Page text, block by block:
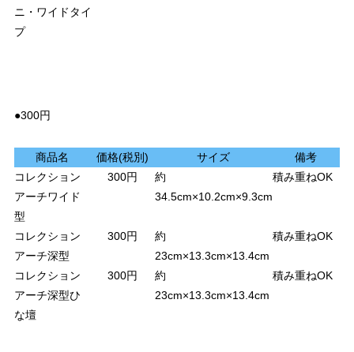
ニ・ワイドタイ
プ
●300円
商品名 価格(税別) サイズ
備考
コレクション
アーチワイド
型
300円
約
34.5cm×10.2cm×9.3cm
積み重ねOK
コレクション
アーチ深型
300円
約
23cm×13.3cm×13.4cm
積み重ねOK
コレクション
アーチ深型ひ
な壇
300円
約
23cm×13.3cm×13.4cm
積み重ねOK